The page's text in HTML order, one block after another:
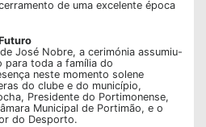
de uma excelente época
José Nobre, a cerimónia assumiu-
para toda a família do
neste momento solene
do clube e do município,
Presidente do Portimonense,
Municipal de Portimão, e o
do Desporto.